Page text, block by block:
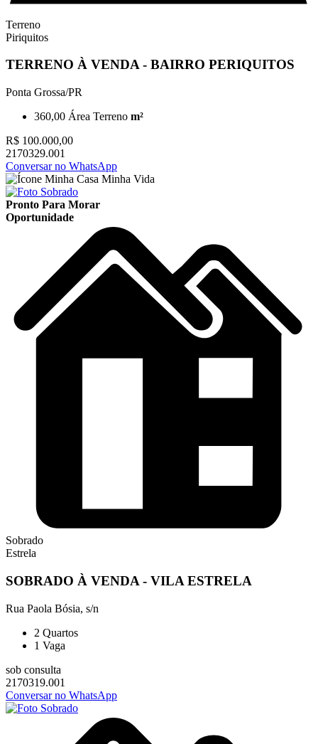
Terreno
Piriquitos
TERRENO À VENDA - BAIRRO PERIQUITOS
Ponta Grossa/PR
360,00 Área Terreno m²
R$ 100.000,00
2170329.001
Conversar no WhatsApp
Pronto Para Morar
Oportunidade
Sobrado
Estrela
SOBRADO À VENDA - VILA ESTRELA
Rua Paola Bósia, s/n
2 Quartos
1 Vaga
sob consulta
2170319.001
Conversar no WhatsApp